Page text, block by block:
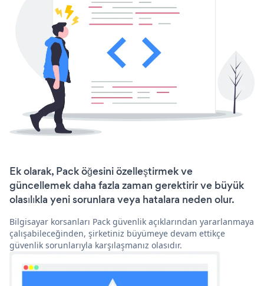
Ek olarak, Pack öğesini özelleştirmek ve
güncellemek daha fazla zaman gerektirir ve büyük
olasılıkla yeni sorunlara veya hatalara neden olur.
Bilgisayar korsanları Pack güvenlik açıklarından yararlanmaya
çalışabileceğinden, şirketiniz büyümeye devam ettikçe
güvenlik sorunlarıyla karşılaşmanız olasıdır.